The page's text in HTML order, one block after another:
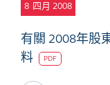
8 四月 2008
有關 2008年股
料
PDF